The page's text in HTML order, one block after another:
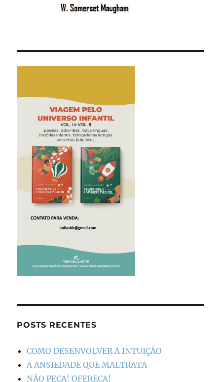
POSTS RECENTES
COMO DESENVOLVER A INTUIÇÃO
A ANSIEDADE QUE MALTRATA
NÃO PEÇA! OFEREÇA!